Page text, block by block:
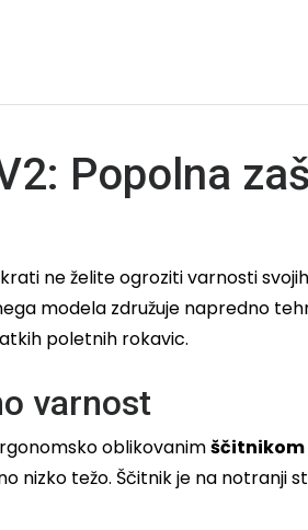
Popolna
ne želite ogroziti varnosti
modela združuje napredno
poletnih rokavic.
varnost
oblikovanimščitnikom
težo. Ščitnik je na notranji